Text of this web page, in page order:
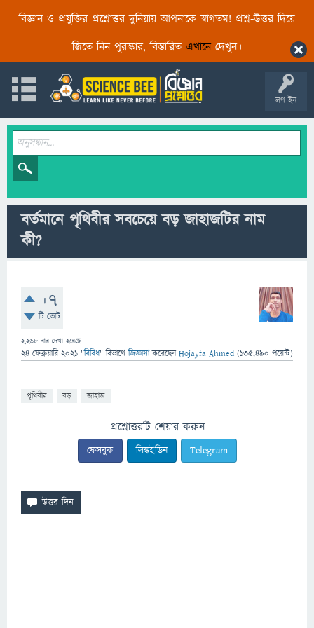
বিজ্ঞান ও প্রযুক্তির প্রশ্নোত্তর দুনিয়ায় আপনাকে স্বাগতম! প্রশ্ন-উত্তর দিয়ে
জিতে নিন পুরস্কার, বিস্তারিত এখানেদেখুন।
লগ ইন
বর্তমানে পৃথিবীর সবচেয়ে বড় জাহাজটির নাম
কী?
+7
টি ভোট
2,268 বার দেখা হয়েছে
24 ফেব্রুয়ারি 2021 "বিবিধ" বিভাগে জিজ্ঞাসাকরেছেনHojayfa Ahmed (135,490 পয়েন্ট)
পৃথিবীর বড় জাহাজ
প্রশ্নোত্তরটি শেয়ার করুন
ফেসবুক লিঙ্কইডিন Telegram